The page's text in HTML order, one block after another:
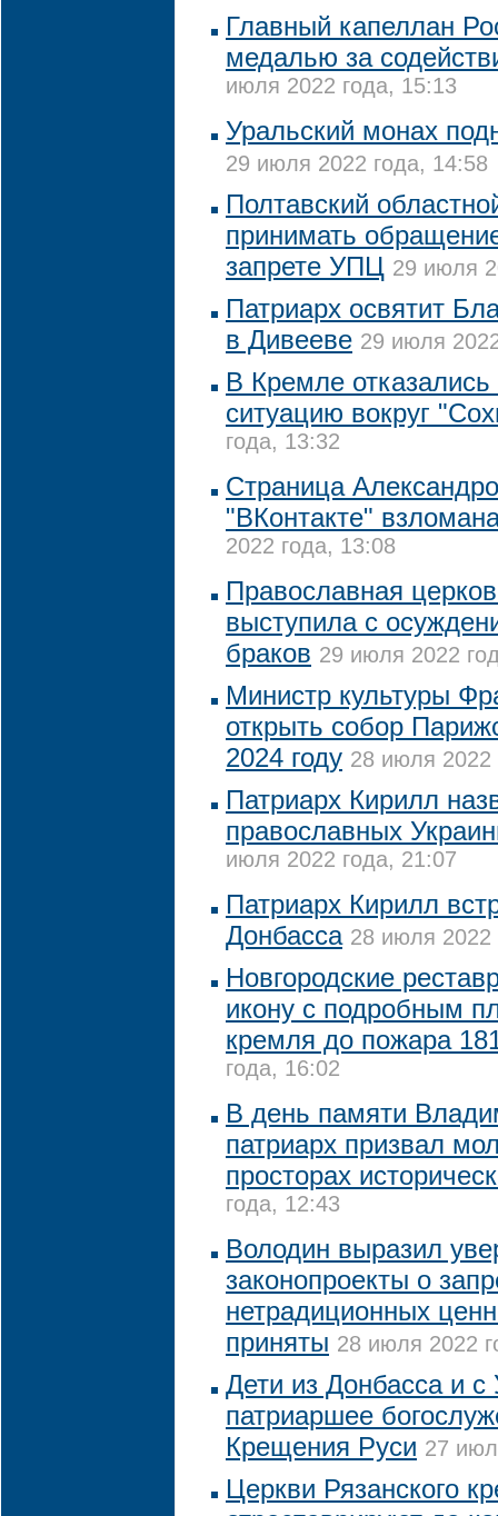
Главный капеллан
медалью за
июля 2022 года, 15:13
Уральский монах
29 июля 2022 года, 14:58
Полтавский
принимать
запрете УПЦ 29 июля
Патриарх освятит
в Дивееве 29 июля
В Кремле
ситуацию вокруг
года, 13:32
Страница
"ВКонтакте"
2022 года, 13:08
Православная
выступила с
браков 29 июля 2022
Министр культуры
открыть собор
2024 году 28 июля 2022
Патриарх Кирилл
православных
июля 2022 года, 21:07
Патриарх Кирилл
Донбасса 28 июля 2022
Новгородские
икону с подробным
кремля до пожара
года, 16:02
В день памяти
патриарх призвал
просторах
года, 12:43
Володин выразил
законопроекты о
нетрадиционных
приняты 28 июля 2022
Дети из Донбасса и с
патриаршее
Крещения Руси 27
Церкви Рязанского